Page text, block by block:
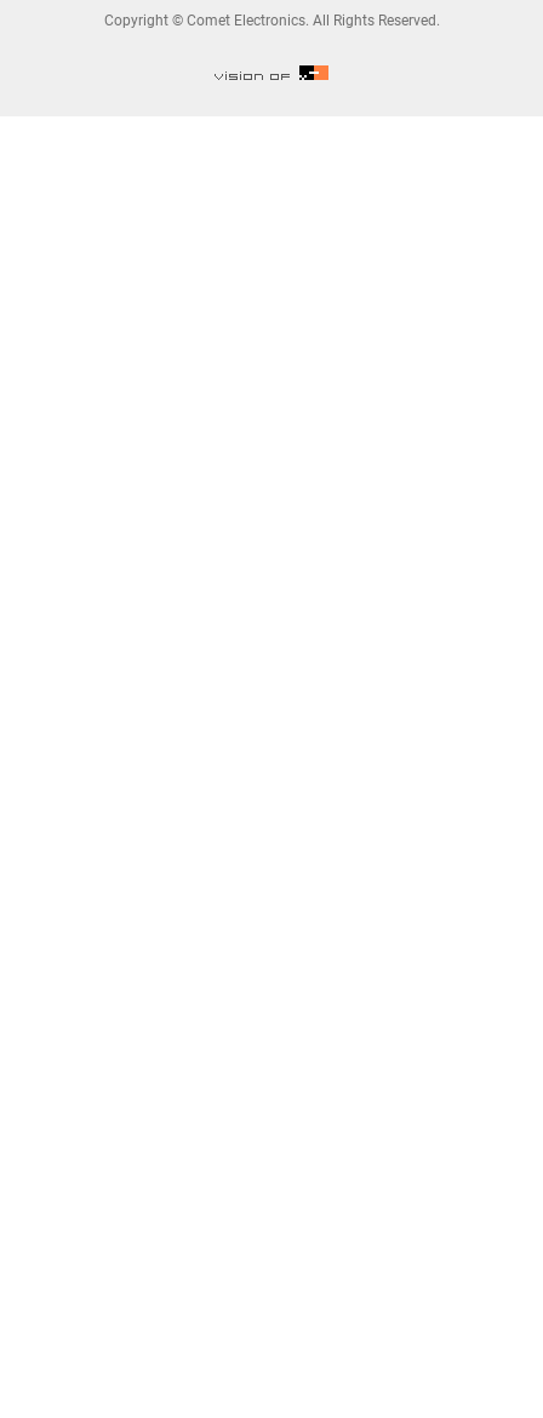
Copyright © Comet Electronics. All Rights Reserved.